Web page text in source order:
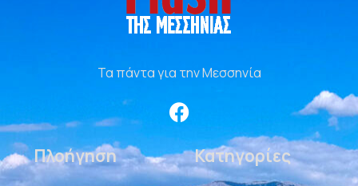
Τα πάντα για την Μεσσηνία
Πλοήγηση Κατηγορίες